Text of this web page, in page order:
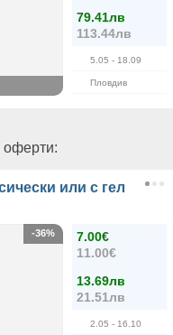
79.41лв
113.44лв
5.05 - 18.09
Пловдив
оферти:
или с гел
7.00€
11.00€
13.69лв
21.51лв
2.05 - 16.10
-36%